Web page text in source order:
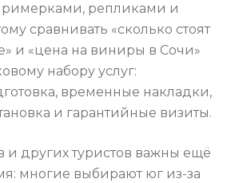
репликами и
сравнивать «сколько стоят
и «цена на виниры в Сочи»
набору услуг:
временные накладки,
и гарантийные визиты.
и других туристов важны ещё
многие выбирают юг из-за